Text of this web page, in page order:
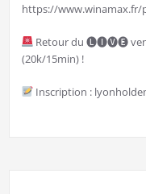
https://www.winamax.fr/
Retour du 🅛🅘🅥🅔
(20k/15min) !
Inscription :